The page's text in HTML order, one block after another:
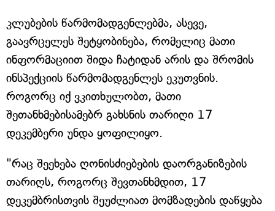
კლუბების წარმომადგენლებმა, ასევე,
გაავრცელეს შეტყობინება, რომელიც მათი
ინფორმაციით შიდა ჩატიდან არის და შრომის
ინსპექციის წარმომადგენლეს ეკუთვნის.
როგორც იქ ვკითხულობთ, მათი
შეთანხმებისამებრ გახსნის თარიღი 17
დეკემბერი უნდა ყოფილიყო.
"რაც შეეხება ღონისძიებების დაორგანიზების
თარიღს, როგორც შევთანხმდით, 17
დეკემბრისთვის შეუძლიათ მომზადების დაწყება